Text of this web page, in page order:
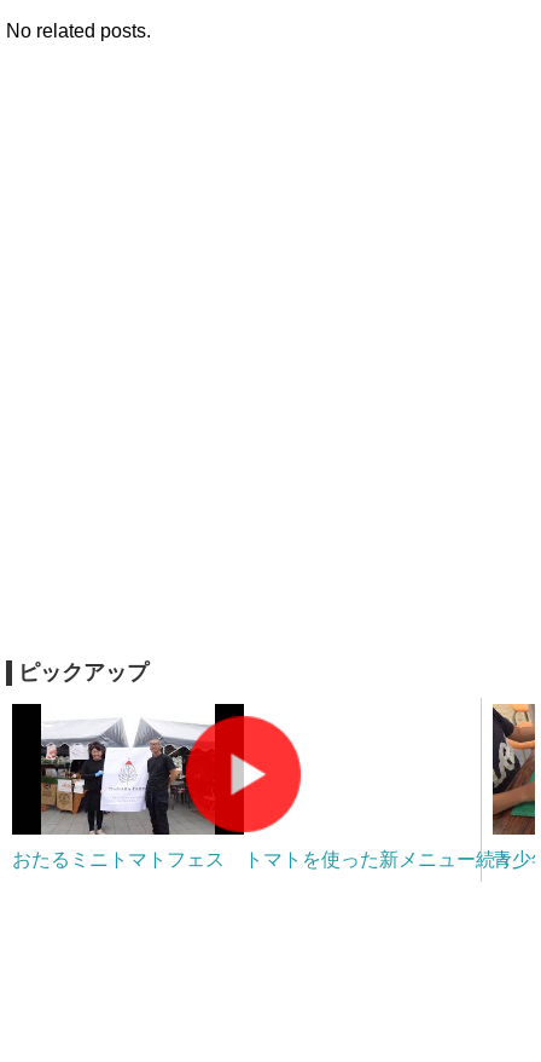
No related posts.
ピックアップ
おたるミニトマトフェス トマトを使った新メニュー続々青少